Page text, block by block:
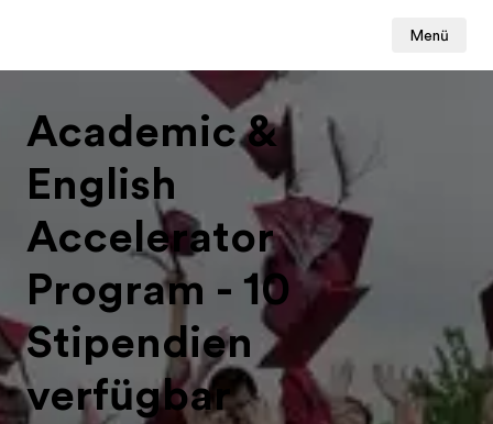
Menü
Academic &
English
Accelerator
Program - 10
Stipendien
verfügbar